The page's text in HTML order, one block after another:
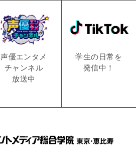
声優エンタメ
チャンネル
放送中
学生の日常を
発信中！